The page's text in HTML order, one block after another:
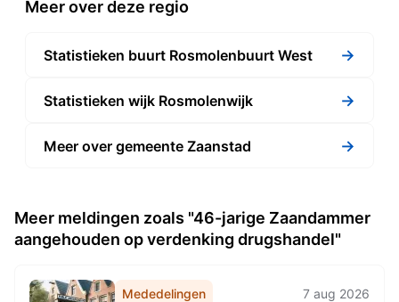
Meer over deze regio
Statistieken buurt Rosmolenbuurt West →
Statistieken wijk Rosmolenwijk →
Meer over gemeente Zaanstad →
Meer meldingen zoals "46-jarige Zaandammer
aangehouden op verdenking drugshandel"
Mededelingen 7 aug 2026